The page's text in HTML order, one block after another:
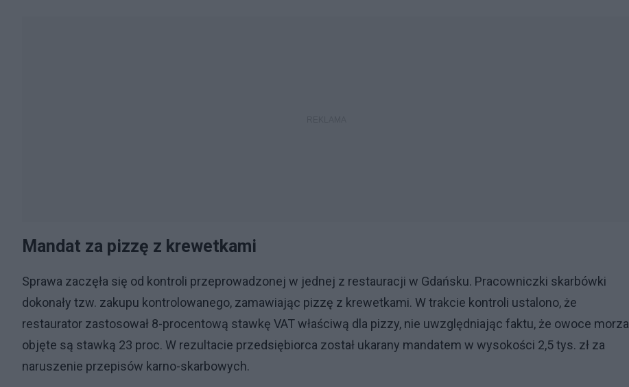
Mandat za pizzę z krewetkami
Sprawa zaczęła się od kontroli przeprowadzonej w jednej z restauracji w Gdańsku. Pracowniczki skarbówki
dokonały tzw. zakupu kontrolowanego, zamawiając pizzę z krewetkami. W trakcie kontroli ustalono, że
restaurator zastosował 8-procentową stawkę VAT właściwą dla pizzy, nie uwzględniając faktu, że owoce morza
objęte są stawką 23 proc. W rezultacie przedsiębiorca został ukarany mandatem w wysokości 2,5 tys. zł za
naruszenie przepisów karno-skarbowych.